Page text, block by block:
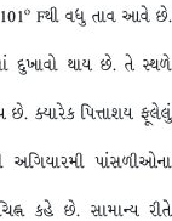
o Fથી વધુ તાવ આવે છે.
દુખાવો થાય છે. તે સ્થળે
છે. ક્યારેક પિત્તાશય ફૂલેલું
અગિયારમી પાંસળીઓના
કહે છે. સામાન્ય રીતે